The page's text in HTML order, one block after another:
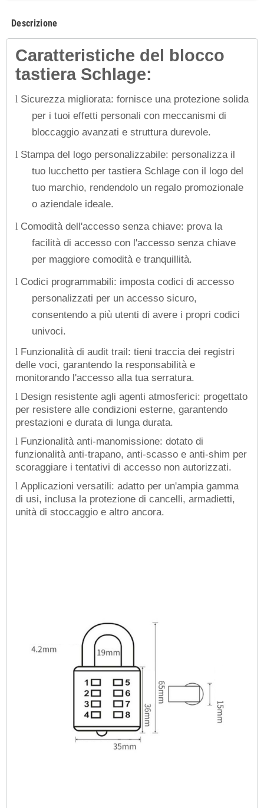
Descrizione
Caratteristiche del blocco
tastiera Schlage:
l Sicurezza migliorata: fornisce una protezione solida
per i tuoi effetti personali con meccanismi di
bloccaggio avanzati e struttura durevole.
l Stampa del logo personalizzabile: personalizza il
tuo lucchetto per tastiera Schlage con il logo del
tuo marchio, rendendolo un regalo promozionale
o aziendale ideale.
l Comodità dell'accesso senza chiave: prova la
facilità di accesso con l'accesso senza chiave
per maggiore comodità e tranquillità.
l Codici programmabili: imposta codici di accesso
personalizzati per un accesso sicuro,
consentendo a più utenti di avere i propri codici
univoci.
l Funzionalità di audit trail: tieni traccia dei registri
delle voci, garantendo la responsabilità e
monitorando l'accesso alla tua serratura.
l Design resistente agli agenti atmosferici: progettato
per resistere alle condizioni esterne, garantendo
prestazioni e durata di lunga durata.
l Funzionalità anti-manomissione: dotato di
funzionalità anti-trapano, anti-scasso e anti-shim per
scoraggiare i tentativi di accesso non autorizzati.
l Applicazioni versatili: adatto per un'ampia gamma
di usi, inclusa la protezione di cancelli, armadietti,
unità di stoccaggio e altro ancora.